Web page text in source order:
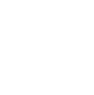
الأسطح، في
كثافة خلال
الجوية